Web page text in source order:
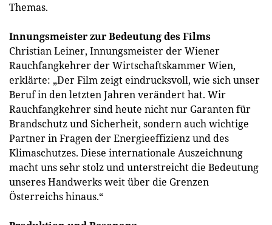
Themas.
Innungsmeister zur Bedeutung des Films
Christian Leiner, Innungsmeister der Wiener
Rauchfangkehrer der Wirtschaftskammer Wien,
erklärte: „Der Film zeigt eindrucksvoll, wie sich unser
Beruf in den letzten Jahren verändert hat. Wir
Rauchfangkehrer sind heute nicht nur Garanten für
Brandschutz und Sicherheit, sondern auch wichtige
Partner in Fragen der Energieeffizienz und des
Klimaschutzes. Diese internationale Auszeichnung
macht uns sehr stolz und unterstreicht die Bedeutung
unseres Handwerks weit über die Grenzen
Österreichs hinaus.“